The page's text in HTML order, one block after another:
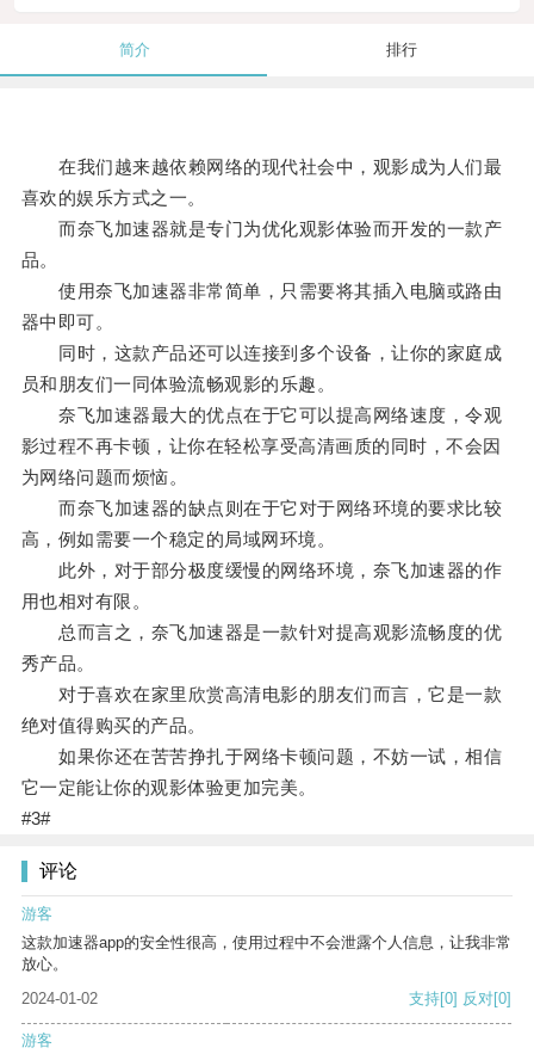
简介 排行
在我们越来越依赖网络的现代社会中，观影成为人们最
喜欢的娱乐方式之一。
而奈飞加速器就是专门为优化观影体验而开发的一款产
品。
使用奈飞加速器非常简单，只需要将其插入电脑或路由
器中即可。
同时，这款产品还可以连接到多个设备，让你的家庭成
员和朋友们一同体验流畅观影的乐趣。
奈飞加速器最大的优点在于它可以提高网络速度，令观
影过程不再卡顿，让你在轻松享受高清画质的同时，不会因
为网络问题而烦恼。
而奈飞加速器的缺点则在于它对于网络环境的要求比较
高，例如需要一个稳定的局域网环境。
此外，对于部分极度缓慢的网络环境，奈飞加速器的作
用也相对有限。
总而言之，奈飞加速器是一款针对提高观影流畅度的优
秀产品。
对于喜欢在家里欣赏高清电影的朋友们而言，它是一款
绝对值得购买的产品。
如果你还在苦苦挣扎于网络卡顿问题，不妨一试，相信
它一定能让你的观影体验更加完美。
#3#
评论
游客
这款加速器app的安全性很高，使用过程中不会泄露个人信息，让我非常
放心。
2024-01-02
支持[0] 反对[0]
游客